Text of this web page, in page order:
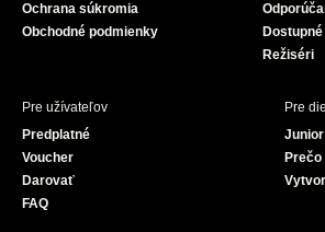
Ochrana súkromia
Obchodné podmienky
Režiséri
Pre užívateľov
Predplatné
Voucher
Darovať
FAQ
Pre
Junior